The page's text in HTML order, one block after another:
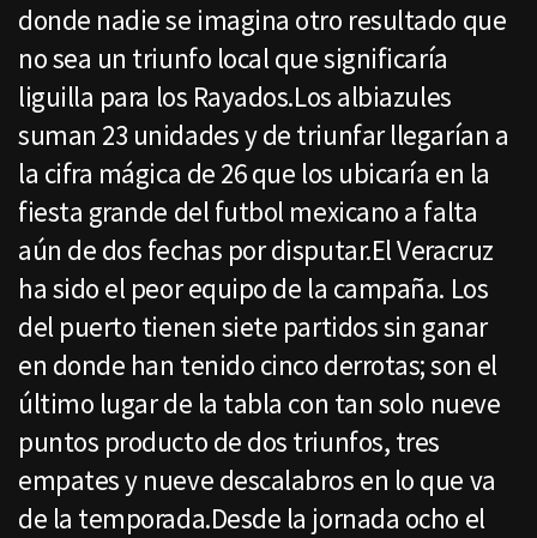
donde nadie se imagina otro resultado que
no sea un triunfo local que significaría
liguilla para los Rayados.Los albiazules
suman 23 unidades y de triunfar llegarían a
la cifra mágica de 26 que los ubicaría en la
fiesta grande del futbol mexicano a falta
aún de dos fechas por disputar.El Veracruz
ha sido el peor equipo de la campaña. Los
del puerto tienen siete partidos sin ganar
en donde han tenido cinco derrotas; son el
último lugar de la tabla con tan solo nueve
puntos producto de dos triunfos, tres
empates y nueve descalabros en lo que va
de la temporada.Desde la jornada ocho el